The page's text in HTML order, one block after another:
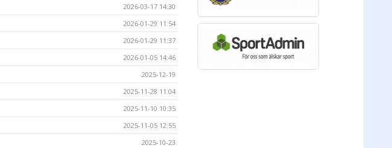
2026-03-17 14:30
2026-01-29 11:54
2026-01-29 11:37
2026-01-05 14:46
2025-12-19
2025-11-28 11:04
2025-11-10 10:35
2025-11-05 12:55
2025-10-23